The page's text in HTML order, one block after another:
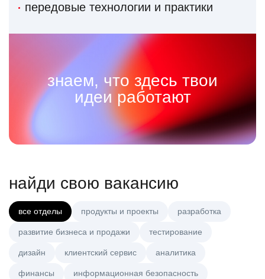
передовые технологии и практики
знаем, что здесь твои
идеи работают
найди свою вакансию
все отделы продукты и проекты разработка
развитие бизнеса и продажи тестирование
дизайн клиентский сервис аналитика
финансы информационная безопасность